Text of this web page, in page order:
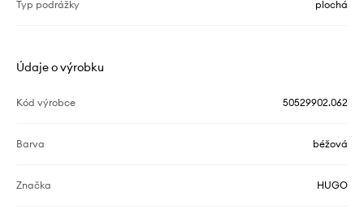
Typ podrážky plochá
Údaje o výrobku
Kód výrobce 50529902.062
Barva béžová
Značka HUGO